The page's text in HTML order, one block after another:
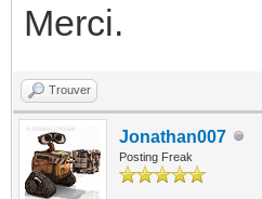
Merci.
Trouver
Jonathan007
Posting Freak